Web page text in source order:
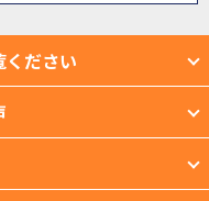
ください